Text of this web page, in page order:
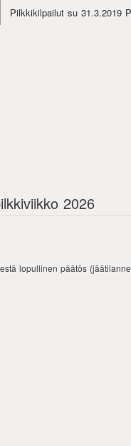
Pilkkikilpailut su 31.3.2019
2026
lopullinen päätös